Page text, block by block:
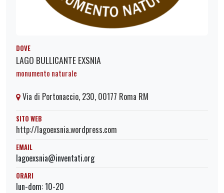
DOVE
LAGO BULLICANTE EXSNIA
monumento naturale
Via di Portonaccio, 230, 00177 Roma RM
SITO WEB
http://lagoexsnia.wordpress.com
EMAIL
lagoexsnia@inventati.org
ORARI
lun-dom: 10-20